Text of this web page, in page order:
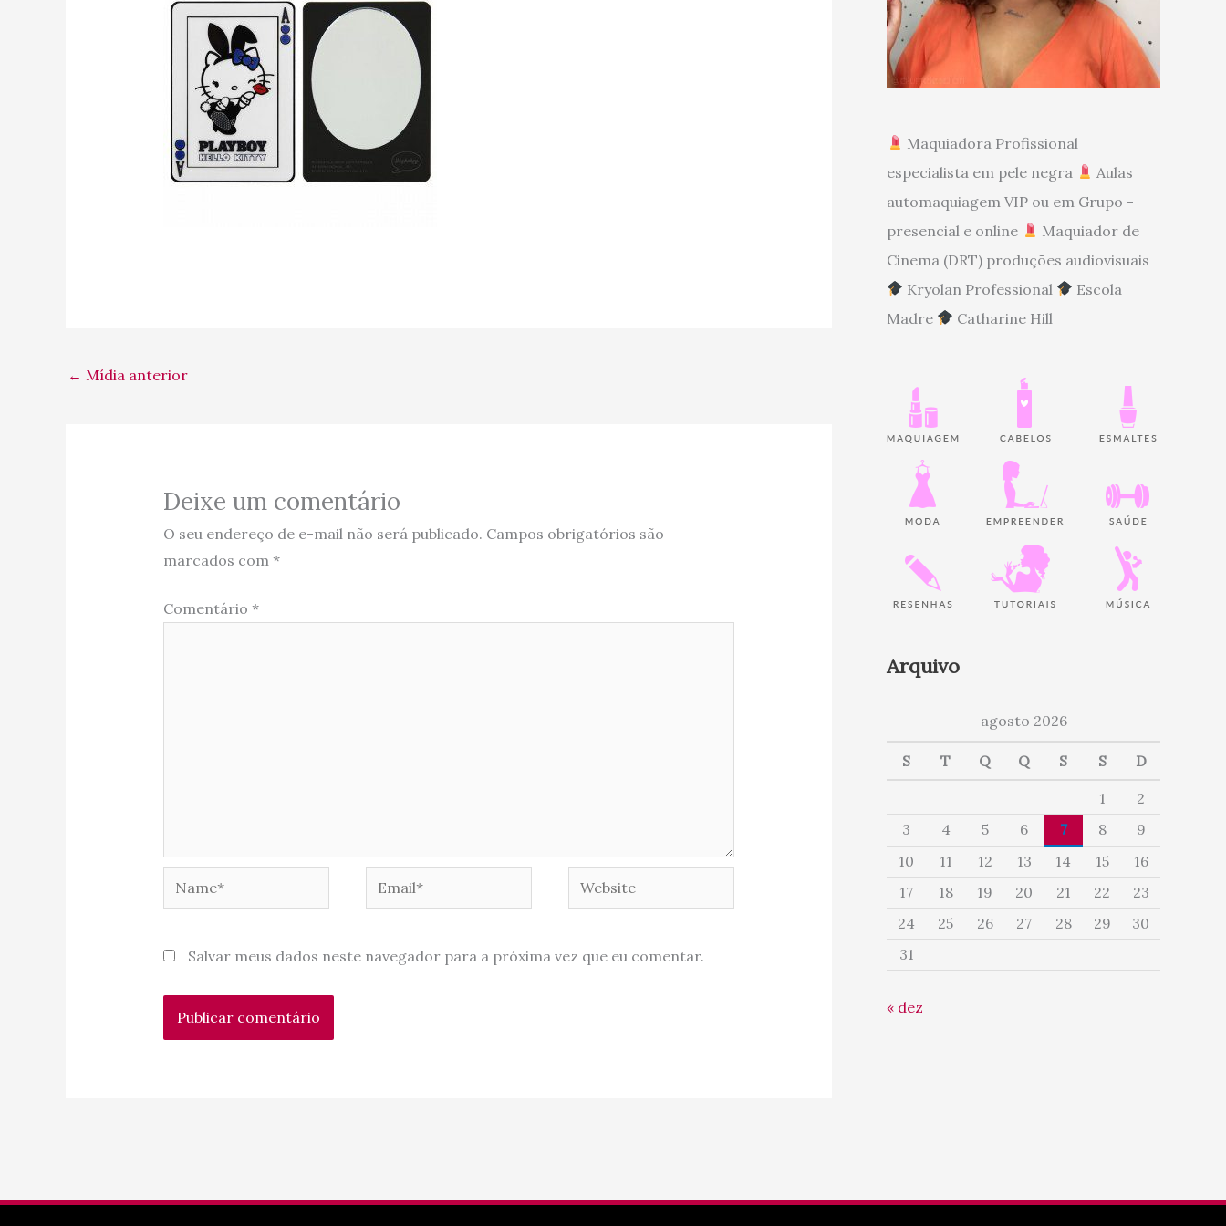
← Mídia anterior
Deixe um comentário
O seu endereço de e-mail não será publicado. Campos obrigatórios são
marcados com *
Comentário *
Website
Salvar meus dados neste navegador para a próxima vez que eu comentar.
Maquiadora Profissional
especialista em pele negra
Aulas
automaquiagem VIP ou em Grupo -
presencial e online
Maquiador de
Cinema (DRT) produções audiovisuais
Kryolan Professional
Escola
Madre
Catharine Hill
Arquivo
agosto 2026
S T Q Q S S D
1
2
3
4 5 6 7 8
9
10
11 12 13 14 15
16
17
18 19 20 21 22
23
24
25 26 27 28 29
30
31
« dez